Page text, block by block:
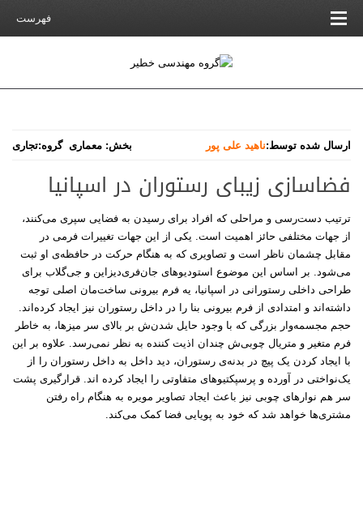
فهرست
ارسال شده توسط:ناهید علی پور بخش: معماری گروه:تجاری
فضاسازی زیبای رستوران در اسپانیا
ترتیب دست‌رسی و مراحلی که افراد برای رسیدن به فضایی سپری می‌کنند،
از جهات مختلفی حائز اهمیت است. یکی از این جهات تغییرات فرمی در
مقابل چشمان ناظر است و تصاویری که به هنگام حرکت در حافظه‌ی او ثبت
می‌شود. بر اساس این موضوع استودیوهای جان‌فری‌دیزاین و جی‌گلاب برای
طراحی داخلی رستورانی در اسپانیا، یه فرم بیرونی ساخت‌مان اصلی توجه
داشته‌اند و امتدادی از فرم بیرونی بنا را در داخل رستوران نیز ایجاد کرده‌اند.
حجم مجسمه‌وار بزرگی که با وجود حایل شدن‌ش بر بالای سر میزها، به خاطر
فرم متغیر و متریال چوبی‌ش چندان اذیت کننده به نظر نمی‌رسد. علاوه بر این
با ایجاد کردن یک پیچ در بدنه‌ی رستوران، دید داخل به داخل رستوران را از
یک‌نواختی در آورده و پرسپکتیوهای متفاوتی را ایجاد کرده اند. قرارگیری پشت
سر هم نوارهای چوبی نیز باعث ایجاد تصاویر مویره به هنگام راه رفتن
مشتری‌ها خواهد شد که خود به پویایی فضا کمک می‌کند.